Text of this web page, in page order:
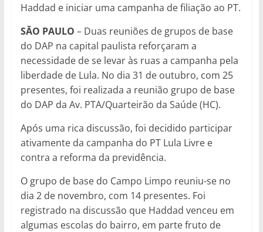
Haddad e iniciar uma campanha de filiação ao PT.
SÃO PAULO – Duas reuniões de grupos de base
do DAP na capital paulista reforçaram a
necessidade de se levar às ruas a campanha pela
liberdade de Lula. No dia 31 de outubro, com 25
presentes, foi realizada a reunião grupo de base
do DAP da Av. PTA/Quarteirão da Saúde (HC).
Após uma rica discussão, foi decidido participar
ativamente da campanha do PT Lula Livre e
contra a reforma da previdência.
O grupo de base do Campo Limpo reuniu-se no
dia 2 de novembro, com 14 presentes. Foi
registrado na discussão que Haddad venceu em
algumas escolas do bairro, em parte fruto de